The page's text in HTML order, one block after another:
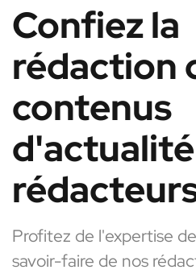
Confiez la
rédaction
contenus
Profitez de l'expertise
savoir-faire de nos